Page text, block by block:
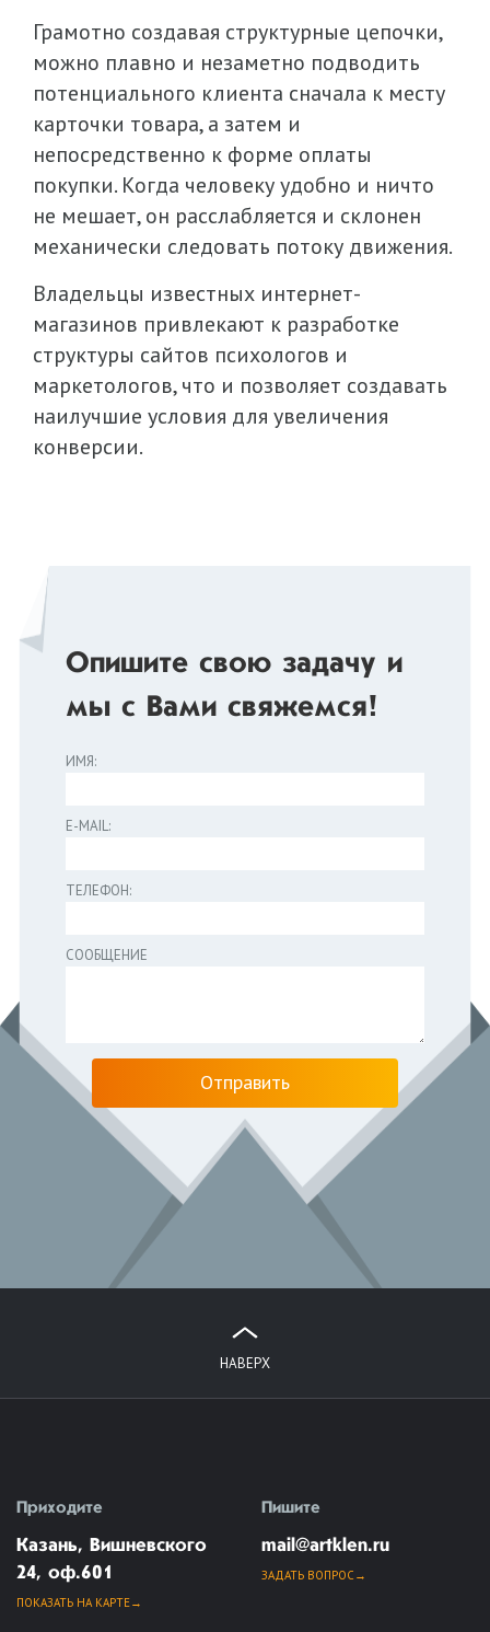
Грамотно создавая структурные цепочки,
можно плавно и незаметно подводить
потенциального клиента сначала к месту
карточки товара, а затем и
непосредственно к форме оплаты
покупки. Когда человеку удобно и ничто
не мешает, он расслабляется и склонен
механически следовать потоку движения.
Владельцы известных интернет-
магазинов привлекают к разработке
структуры сайтов психологов и
маркетологов, что и позволяет создавать
наилучшие условия для увеличения
конверсии.
Опишите свою задачу и
мы с Вами свяжемся!
ИМЯ:
E-MAIL:
ТЕЛЕФОН:
СООБЩЕНИЕ
НАВЕРХ
Приходите
Казань, Вишневского
24, оф.601
ПОКАЗАТЬ НА КАРТЕ
Пишите
mail@artklen.ru
ЗАДАТЬ ВОПРОС